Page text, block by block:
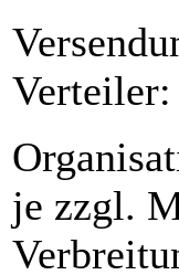
je zzgl.